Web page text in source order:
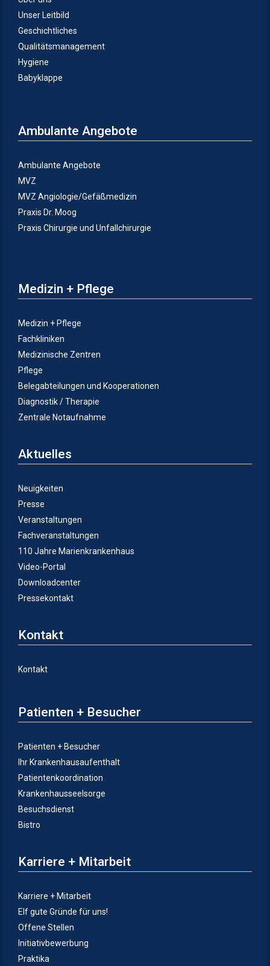
Unser Leitbild
Geschichtliches
Qualitätsmanagement
Hygiene
Babyklappe
Ambulante Angebote
Ambulante Angebote
MVZ
MVZ Angiologie/Gefäßmedizin
Praxis Dr. Moog
Praxis Chirurgie und Unfallchirurgie
Medizin + Pflege
Medizin + Pflege
Fachkliniken
Medizinische Zentren
Pflege
Belegabteilungen und Kooperationen
Diagnostik / Therapie
Zentrale Notaufnahme
Aktuelles
Neuigkeiten
Presse
Veranstaltungen
Fachveranstaltungen
110 Jahre Marienkrankenhaus
Video-Portal
Downloadcenter
Pressekontakt
Kontakt
Kontakt
Patienten + Besucher
Patienten + Besucher
Ihr Krankenhausaufenthalt
Patientenkoordination
Krankenhausseelsorge
Besuchsdienst
Bistro
Karriere + Mitarbeit
Karriere + Mitarbeit
Elf gute Gründe für uns!
Offene Stellen
Initiativbewerbung
Praktika